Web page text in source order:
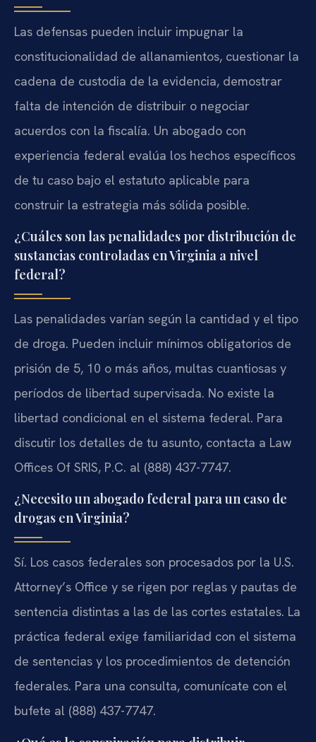
Las defensas pueden incluir impugnar la
constitucionalidad de allanamientos, cuestionar la
cadena de custodia de la evidencia, demostrar
falta de intención de distribuir o negociar
acuerdos con la fiscalía. Un abogado con
experiencia federal evalúa los hechos específicos
de tu caso bajo el estatuto aplicable para
construir la estrategia más sólida posible.
¿Cuáles son las penalidades por distribución de
sustancias controladas en Virginia a nivel
federal?
Las penalidades varían según la cantidad y el tipo
de droga. Pueden incluir mínimos obligatorios de
prisión de 5, 10 o más años, multas cuantiosas y
períodos de libertad supervisada. No existe la
libertad condicional en el sistema federal. Para
discutir los detalles de tu asunto, contacta a Law
Offices Of SRIS, P.C. al (888) 437-7747.
¿Necesito un abogado federal para un caso de
drogas en Virginia?
Sí. Los casos federales son procesados por la U.S.
Attorney’s Office y se rigen por reglas y pautas de
sentencia distintas a las de las cortes estatales. La
práctica federal exige familiaridad con el sistema
de sentencias y los procedimientos de detención
federales. Para una consulta, comunícate con el
bufete al (888) 437-7747.